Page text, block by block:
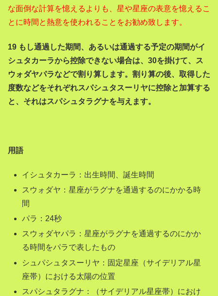
な面倒な計算を憶えるよりも、星や星座の表意を憶えるこ
とに時間と熱意を使われることをお勧め致します。
19 もし通過した期間、あるいは通過する予定の期間がイ
シュタカーラから控除できない場合は、30を掛けて、ス
ウォダヤパラなどで割り算します。割り算の後、取得した
度数などをそれぞれスパシュタスーリヤに控除と加算する
と、それはスパシュタラグナを与えます。
用語
イシュタカーラ：出生時間、誕生時間
スウォダヤ：星座がラグナを通過するのにかかる時
間
パラ：24秒
スウォダヤパラ：星座がラグナを通過するのにかか
る時間をパラで表したもの
シュパシュタスーリヤ：固定星座（サイデリアル星
座帯）における太陽の位置
スパシュタラグナ：（サイデリアル星座帯）におけ